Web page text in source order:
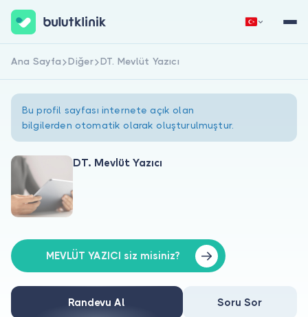
Hakkımızda
Doktorlar için
Doktor musunuz?
Hemen Kaydol
Ana Sayfa Diğer DT. Mevlüt Yazıcı
Bu profil sayfası internete açık olan
bilgilerden otomatik olarak oluşturulmuştur.
DT. Mevlüt Yazıcı
MEVLÜT YAZICI siz misiniz?
Randevu Al Soru Sor